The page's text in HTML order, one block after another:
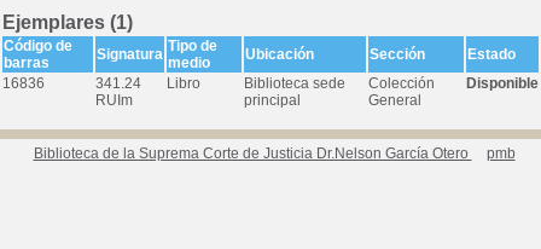
Ejemplares (1)
Código de
barras
Signatura Tipo de
medio
Ubicación Sección
Estado
16836
341.24
RUIm
Libro
Biblioteca sede
principal
Colección
General
Disponible
Biblioteca de la Suprema Corte de Justicia Dr.Nelson García Otero pmb